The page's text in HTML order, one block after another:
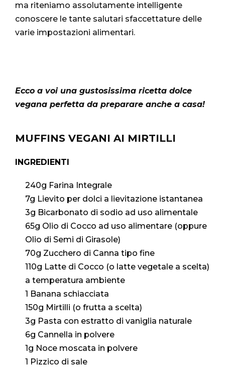
ma riteniamo assolutamente intelligente
conoscere le tante salutari sfaccettature delle
varie impostazioni alimentari.
Ecco a voi una gustosissima ricetta dolce
vegana perfetta da preparare anche a casa!
MUFFINS VEGANI AI MIRTILLI
INGREDIENTI
240g Farina Integrale
7g Lievito per dolci a lievitazione istantanea
3g Bicarbonato di sodio ad uso alimentale
65g Olio di Cocco ad uso alimentare (oppure
Olio di Semi di Girasole)
70g Zucchero di Canna tipo fine
110g Latte di Cocco (o latte vegetale a scelta)
a temperatura ambiente
1 Banana schiacciata
150g Mirtilli (o frutta a scelta)
3g Pasta con estratto di vaniglia naturale
6g Cannella in polvere
1g Noce moscata in polvere
1 Pizzico di sale